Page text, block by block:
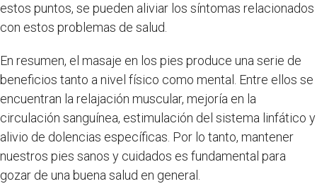
estos puntos, se pueden aliviar los síntomas relacionados
con estos problemas de salud.
En resumen, el masaje en los pies produce una serie de
beneficios tanto a nivel físico como mental. Entre ellos se
encuentran la relajación muscular, mejoría en la
circulación sanguínea, estimulación del sistema linfático y
alivio de dolencias específicas. Por lo tanto, mantener
nuestros pies sanos y cuidados es fundamental para
gozar de una buena salud en general.